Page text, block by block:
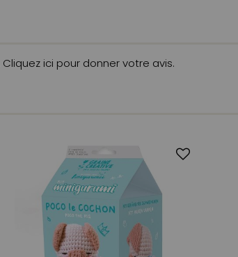
Cliquez ici pour donner votre avis.